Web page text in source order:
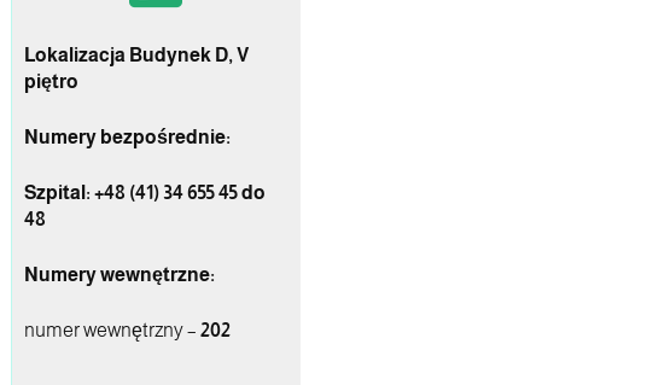
Lokalizacja Budynek D, V
piętro
Numery bezpośrednie:
Szpital: +48 (41) 34 655 45 do
48
Numery wewnętrzne:
numer wewnętrzny –202